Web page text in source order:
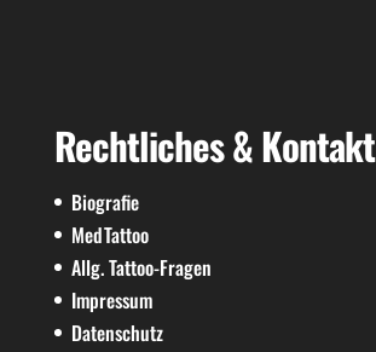
Rechtliches & Kontakt
Biografie
MedTattoo
Allg. Tattoo-Fragen
Impressum
Datenschutz